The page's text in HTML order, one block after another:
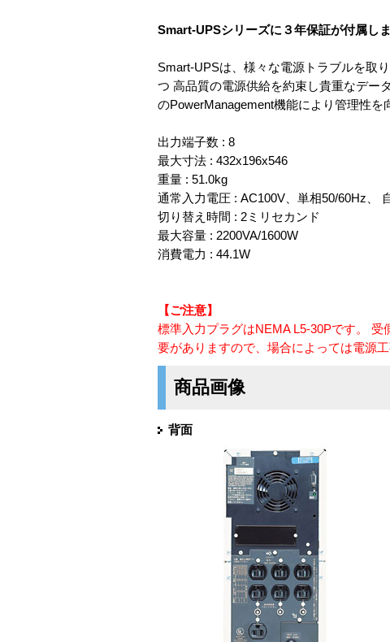
Smart-UPSシリーズに３年保証が付属しま
Smart-UPSは、様々な電源トラブルを取
つ 高品質の電源供給を約束し貴重なデー
のPowerManagement機能により管理性を
出力端子数 : 8
最大寸法 : 432x196x546
重量 : 51.0kg
通常入力電圧 : AC100V、単相50/60Hz、
切り替え時間 : 2ミリセカンド
最大容量 : 2200VA/1600W
消費電力 : 44.1W
【ご注意】
標準入力プラグはNEMA L5-30Pです。
要がありますので、場合によっては電源工
商品画像
背面